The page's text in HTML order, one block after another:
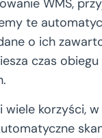
WMS,
te
o ich
czas
korzyści,